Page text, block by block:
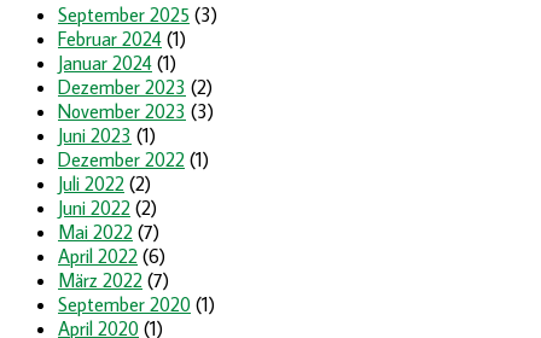
September 2025 (3)
Februar 2024 (1)
Januar 2024 (1)
Dezember 2023 (2)
November 2023 (3)
Juni 2023 (1)
Dezember 2022 (1)
Juli 2022 (2)
Juni 2022 (2)
Mai 2022 (7)
April 2022 (6)
März 2022 (7)
September 2020 (1)
April 2020 (1)